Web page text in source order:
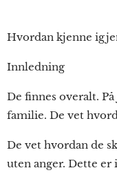
Hvordan kjenne
Innledning
De finnes overalt.
familie. De vet
De vet hvordan de
uten anger. Dette er